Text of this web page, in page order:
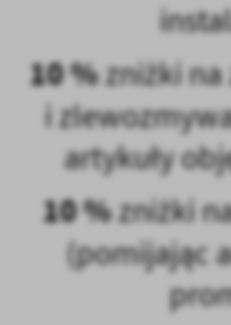
10 %zniżki na
i
artykuły
10 %zniżki
(pomijając